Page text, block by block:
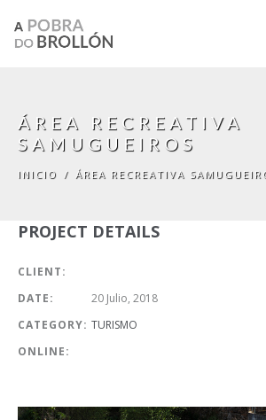
ÁREA RECREATIVA
SAMUGUEIROS
INICIO / ÁREA RECREATIVA
PROJECT DETAILS
CLIENT:
DATE:
20 Julio, 2018
CATEGORY: TURISMO
ONLINE: